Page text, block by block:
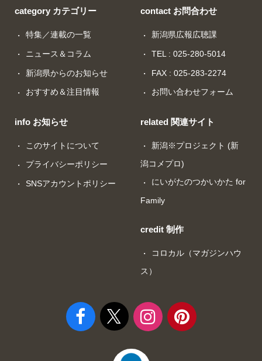
category カテゴリー
特集／連載の一覧
ニュース＆コラム
新潟県からのお知らせ
おすすめ＆注目情報
info お知らせ
このサイトについて
プライバシーポリシー
SNSアカウントポリシー
contact お問合わせ
新潟県広報広聴課
TEL : 025-280-5014
FAX : 025-283-2274
お問い合わせフォーム
related 関連サイト
新潟※プロジェクト (新
潟コメプロ)
にいがたのつかいかた for
Family
credit 制作
コロカル（マガジンハウ
ス）